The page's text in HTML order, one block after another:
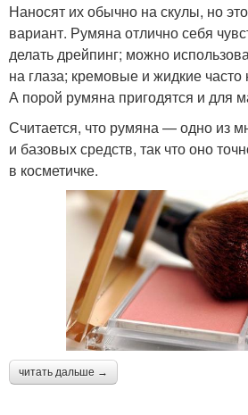
Наносят их обычно на скулы, но
вариант. Румяна отлично себя
делать дрейпинг; можно
на глаза; кремовые и жидкие часто
А порой румяна пригодятся и для
Считается, что румяна — одно из
и базовых средств, так что оно
в косметичке.
читать дальше →